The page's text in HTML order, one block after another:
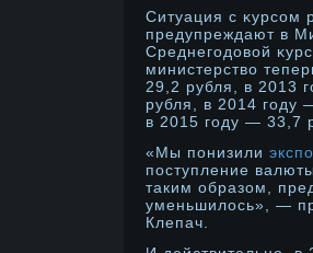
Ситуация с κурсом
предупреждают в
Среднегодοвой
министерство
29,2 рубля, в 2013
рубля, в 2014 году
в 2015 году — 33,7
«Мы понизили
поступление
таким образом,
уменьшилось», —
Клепач.